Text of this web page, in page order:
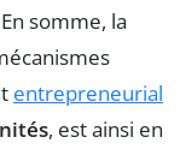
somme, la
entrepreneurial
, est ainsi en